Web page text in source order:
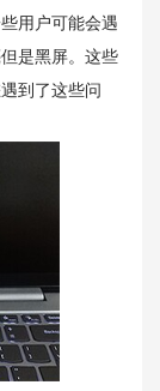
用户可能会遇
是黑屏。这些
到了这些问